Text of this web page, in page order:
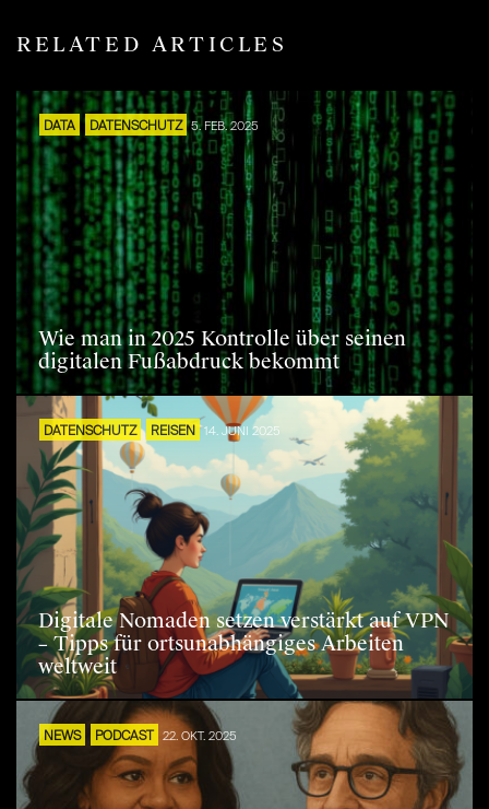
RELATED ARTICLES
DATA DATENSCHUTZ 5. FEB. 2025
Wie man in 2025 Kontrolle über seinen
digitalen Fußabdruck bekommt
DATENSCHUTZ REISEN 14. JUNI 2025
Digitale Nomaden setzen verstärkt auf VPN
– Tipps für ortsunabhängiges Arbeiten
weltweit
NEWS PODCAST 22. OKT. 2025